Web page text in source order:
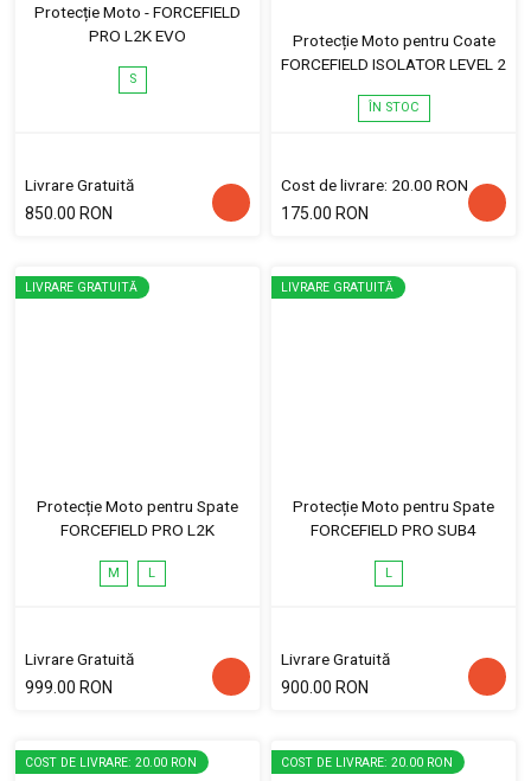
Protecție Moto - FORCEFIELD
PRO L2K EVO
S
Livrare Gratuită
850.00 RON
Protecție Moto pentru Coate
FORCEFIELD ISOLATOR LEVEL 2
ÎN STOC
Cost de livrare: 20.00 RON
175.00 RON
LIVRARE GRATUITĂ
Protecție Moto pentru Spate
FORCEFIELD PRO L2K
M L
Livrare Gratuită
999.00 RON
LIVRARE GRATUITĂ
Protecție Moto pentru Spate
FORCEFIELD PRO SUB4
L
Livrare Gratuită
900.00 RON
COST DE LIVRARE: 20.00 RON COST DE LIVRARE: 20.00 RON